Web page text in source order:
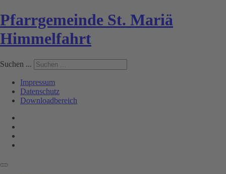
Pfarrgemeinde St. Mariä
Himmelfahrt
Suchen ...
Impressum
Datenschutz
Downloadbereich